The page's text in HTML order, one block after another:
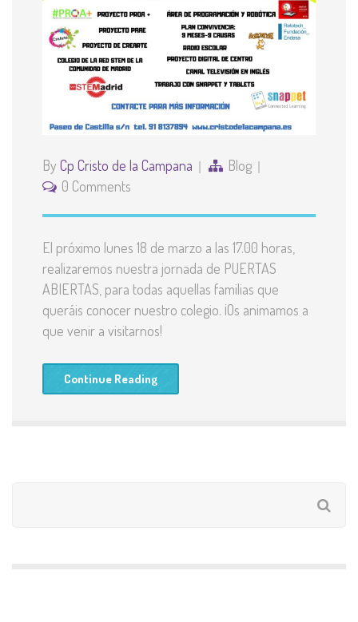
By Cp Cristo de la Campana
Blog
0 Comments
El próximo lunes 18 de marzo a las 17.00 horas,
realizaremos nuestra jornada de PUERTAS
ABIERTAS, para todas aquellas familias que
queráis conocer nuestro colegio. ¡Os animamos a
que venir a visitarnos!
Continue Reading